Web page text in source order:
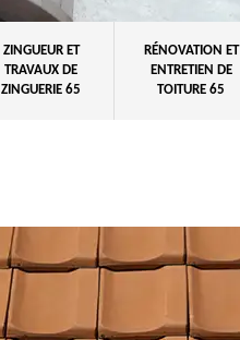
ZINGUEUR ET
TRAVAUX DE
ZINGUERIE 65
RÉNOVATION ET
ENTRETIEN DE
TOITURE 65